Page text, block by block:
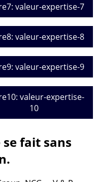
valeur-expertise-7
valeur-expertise-8
valeur-expertise-9
valeur-expertise-
10
fait sans